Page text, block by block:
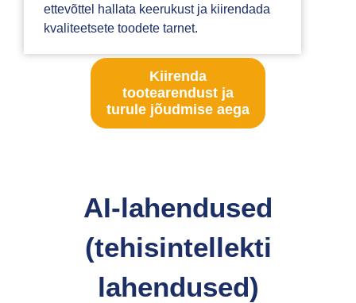
ettevõttel hallata keerukust ja kiirendada
kvaliteetsete toodete tarnet.
Kiirenda
tootearendust ja
turule jõudmise aega
AI-lahendused
(tehisintellekti
lahendused)